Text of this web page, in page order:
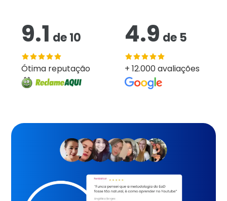
9.1 de10
Ótima reputação
4.9 de 5
+ 12.000 avaliações